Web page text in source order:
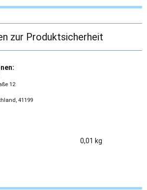
zur Produktsicherheit
12
41199
0,01 kg